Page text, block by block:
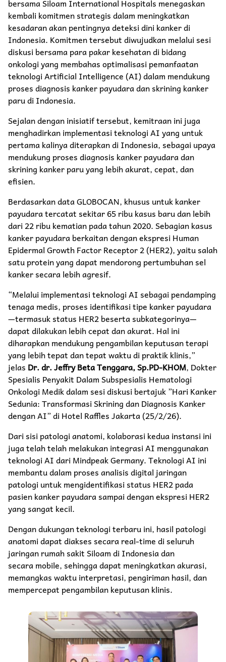
bersama Siloam International Hospitals menegaskan
kembali komitmen strategis dalam meningkatkan
kesadaran akan pentingnya deteksi dini kanker di
Indonesia. Komitmen tersebut diwujudkan melalui sesi
diskusi bersama para pakar kesehatan di bidang
onkologi yang membahas optimalisasi pemanfaatan
teknologi Artificial Intelligence (AI) dalam mendukung
proses diagnosis kanker payudara dan skrining kanker
paru di Indonesia.
Sejalan dengan inisiatif tersebut, kemitraan ini juga
menghadirkan implementasi teknologi AI yang untuk
pertama kalinya diterapkan di Indonesia, sebagai upaya
mendukung proses diagnosis kanker payudara dan
skrining kanker paru yang lebih akurat, cepat, dan
efisien.
Berdasarkan data GLOBOCAN, khusus untuk kanker
payudara tercatat sekitar 65 ribu kasus baru dan lebih
dari 22 ribu kematian pada tahun 2020. Sebagian kasus
kanker payudara berkaitan dengan ekspresi Human
Epidermal Growth Factor Receptor 2 (HER2), yaitu salah
satu protein yang dapat mendorong pertumbuhan sel
kanker secara lebih agresif.
“Melalui implementasi teknologi AI sebagai pendamping
tenaga medis, proses identifikasi tipe kanker payudara
—termasuk status HER2 beserta subkategorinya—
dapat dilakukan lebih cepat dan akurat. Hal ini
diharapkan mendukung pengambilan keputusan terapi
yang lebih tepat dan tepat waktu di praktik klinis,”
jelas Dr. dr. Jeffry Beta Tenggara, Sp.PD-KHOM, Dokter
Spesialis Penyakit Dalam Subspesialis Hematologi
Onkologi Medik dalam sesi diskusi bertajuk ”Hari Kanker
Sedunia: Transformasi Skrining dan Diagnosis Kanker
dengan AI” di Hotel Raffles Jakarta (25/2/26).
Dari sisi patologi anatomi, kolaborasi kedua instansi ini
juga telah telah melakukan integrasi AI menggunakan
teknologi AI dari Mindpeak Germany. Teknologi AI ini
membantu dalam proses analisis digital jaringan
patologi untuk mengidentifikasi status HER2 pada
pasien kanker payudara sampai dengan ekspresi HER2
yang sangat kecil.
Dengan dukungan teknologi terbaru ini, hasil patologi
anatomi dapat diakses secara real-time di seluruh
jaringan rumah sakit Siloam di Indonesia dan
secara mobile, sehingga dapat meningkatkan akurasi,
memangkas waktu interpretasi, pengiriman hasil, dan
mempercepat pengambilan keputusan klinis.